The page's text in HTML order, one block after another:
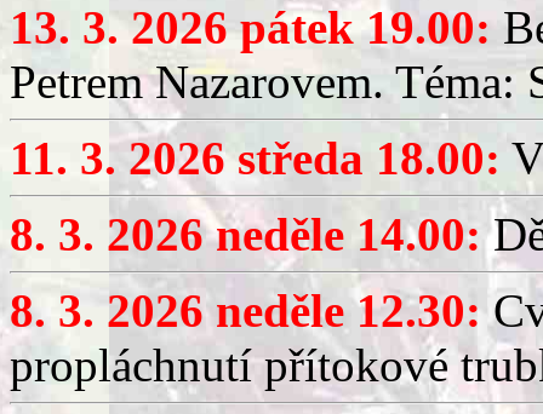
13. 3. 2026 pátek 19.00:
Petrem Nazarovem. Téma:
11. 3. 2026 středa 18.00:
8. 3. 2026 neděle 14.00:
8. 3. 2026 neděle 12.30:
propláchnutí přítokové